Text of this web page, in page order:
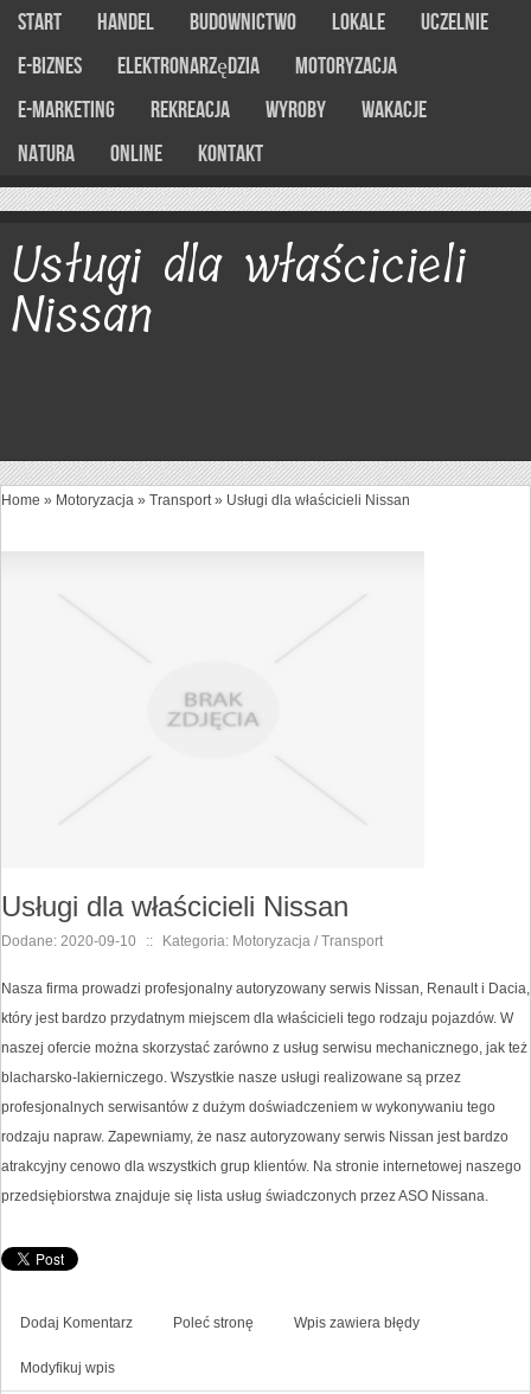
Start Handel Budownictwo Lokale
Uczelnie
E-Biznes
Elektronarzędzia
Motoryzacja
E-marketing
Rekreacja Wyroby
Wakacje
Natura
Online Kontakt
Usługi dla właścicieli
Nissan
Home » Motoryzacja » Transport» Usługi dla właścicieli Nissan
Usługi dla właścicieli Nissan
Dodane: 2020-09-10 :: Kategoria: Motoryzacja / Transport
Nasza firma prowadzi profesjonalny autoryzowany serwis Nissan, Renault i Dacia,
który jest bardzo przydatnym miejscem dla właścicieli tego rodzaju pojazdów. W
naszej ofercie można skorzystać zarówno z usług serwisu mechanicznego, jak też
blacharsko-lakierniczego. Wszystkie nasze usługi realizowane są przez
profesjonalnych serwisantów z dużym doświadczeniem w wykonywaniu tego
rodzaju napraw. Zapewniamy, że nasz autoryzowany serwis Nissan jest bardzo
atrakcyjny cenowo dla wszystkich grup klientów. Na stronie internetowej naszego
przedsiębiorstwa znajduje się lista usług świadczonych przez ASO Nissana.
Dodaj Komentarz Poleć stronę Wpis zawiera błędy
Modyfikuj wpis